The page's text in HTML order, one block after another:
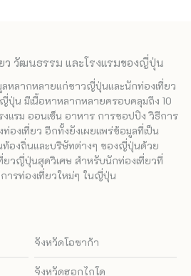
ว วัฒนธรรม และโรงแรมของญี่ปุ่น
ลหลากหลายแก่ชาวญี่ปุ่นและนักท่องเที่ยว
ปุ่น มีเนื้อหาหลากหลายครอบคลุมถึง 10
แรม ออนเซ็น อาหาร การชอปปิง วิธีการ
องเที่ยว อีกทั้งยังเผยแพร่ข้อมูลที่เป็น
องถิ่นและบริษัทต่างๆ ของญี่ปุ่นด้วย
ยวญี่ปุ่นสุดวิเศษ สำหรับนักท่องเที่ยวที่
รท่องเที่ยวใหม่ๆ ในญี่ปุ่น
จังหวัดโอซาก้า
จังหวัดฮอกไกโด